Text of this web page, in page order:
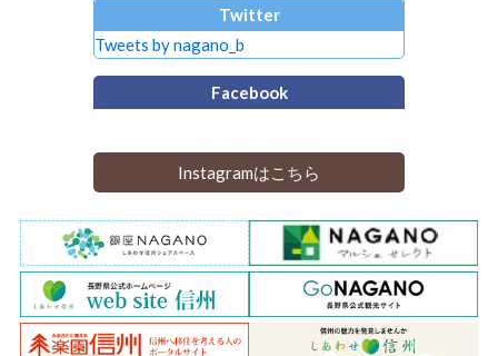
Twitter
Tweets by nagano_b
Facebook
Instagramはこちら